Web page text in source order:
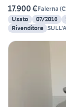
17.900 €Falerna (
Usato
07/2016
Rivenditore